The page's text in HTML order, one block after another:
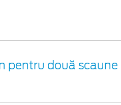
pentru două scaune